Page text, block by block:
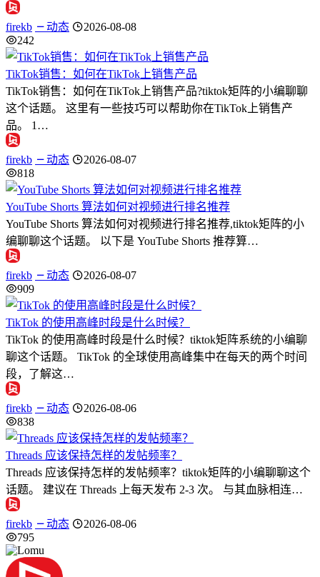
firekb 动态
2026-08-08
242
TikTok销售：如何在TikTok上销售产品
TikTok销售：如何在TikTok上销售产品?tiktok矩阵的小编聊聊
这个话题。 这里有一些技巧可以帮助你在TikTok上销售产
品。 1…
firekb 动态
2026-08-07
818
YouTube Shorts 算法如何对视频进行排名推荐
YouTube Shorts 算法如何对视频进行排名推荐,tiktok矩阵的小
编聊聊这个话题。 以下是 YouTube Shorts 推荐算…
firekb 动态
2026-08-07
909
TikTok 的使用高峰时段是什么时候？
TikTok 的使用高峰时段是什么时候？tiktok矩阵系统的小编聊
聊这个话题。 TikTok 的全球使用高峰集中在每天的两个时间
段，了解这…
firekb 动态
2026-08-06
838
Threads 应该保持怎样的发帖频率？
Threads 应该保持怎样的发帖频率？tiktok矩阵的小编聊聊这个
话题。 建议在 Threads 上每天发布 2-3 次。 与其血脉相连…
firekb 动态
2026-08-06
795